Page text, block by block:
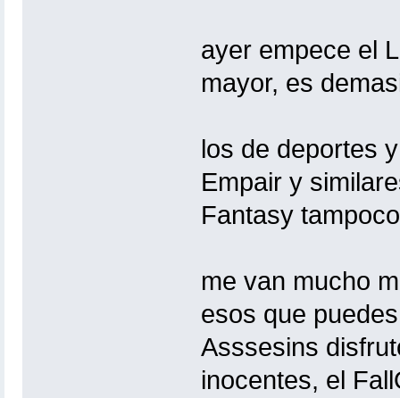
ayer empece el
mayor, es
los de deportes
Empair y
Fantasy
me van mucho
esos que
Asssesins
inocentes, el